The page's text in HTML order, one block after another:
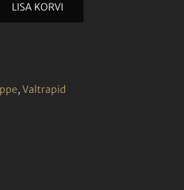
LISA KORVI
, Valtrapid